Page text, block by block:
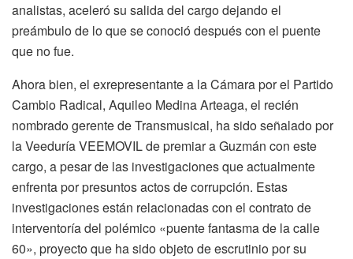
analistas, aceleró su salida del cargo dejando el
preámbulo de lo que se conoció después con el puente
que no fue.
Ahora bien, el exrepresentante a la Cámara por el Partido
Cambio Radical, Aquileo Medina Arteaga, el recién
nombrado gerente de Transmusical, ha sido señalado por
la Veeduría VEEMOVIL de premiar a Guzmán con este
cargo, a pesar de las investigaciones que actualmente
enfrenta por presuntos actos de corrupción. Estas
investigaciones están relacionadas con el contrato de
interventoría del polémico «puente fantasma de la calle
60», proyecto que ha sido objeto de escrutinio por su